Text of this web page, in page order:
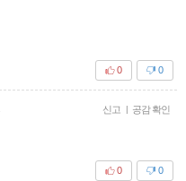
0
0
신고 | 공감 확인
0
0